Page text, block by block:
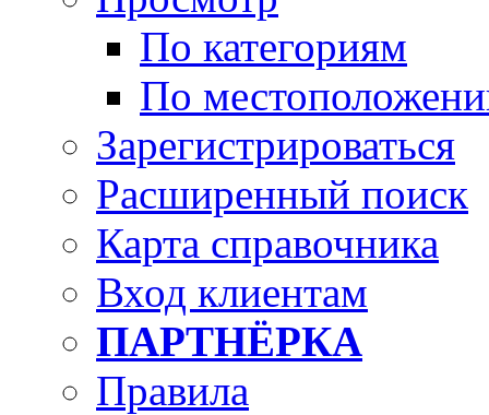
По категориям
По
Зарегистрироваться
Расширенный поиск
Карта справочника
Вход клиентам
ПАРТНЁРКА
Правила